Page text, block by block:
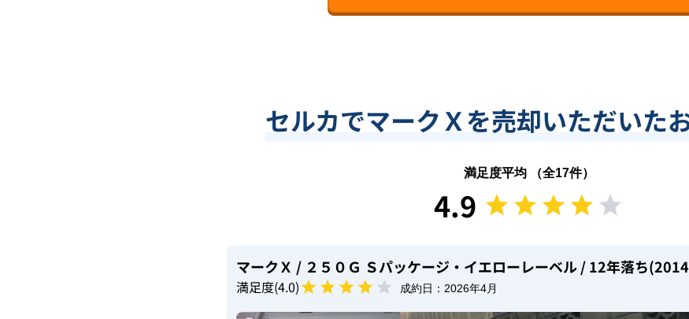
セルカでマークＸを売却いただいた
満足度平均 （全17件）
4.9
マークＸ / ２５０Ｇ Ｓパッケージ・イエローレーベル/ 12年落ち
満足度(4.0) 成約日： 2026年4月